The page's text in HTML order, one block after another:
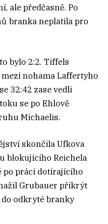
ale předčasně. Po
branka neplatila pro
bylo 2:2. Tiffels
nohama Laffertyho
32:42 zase vedli
se po Ehlově
Michaelis.
skončila Ufkova
blokujícího Reichela
po práci dotírajícího
Grubauer přikrýt
odkryté branky